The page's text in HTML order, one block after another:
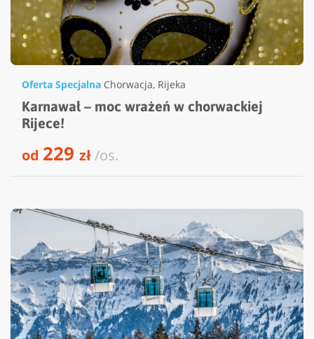
Oferta Specjalna Chorwacja, Rijeka
Karnawał – moc wrażeń w chorwackiej
Rijece!
od 229 zł/os.